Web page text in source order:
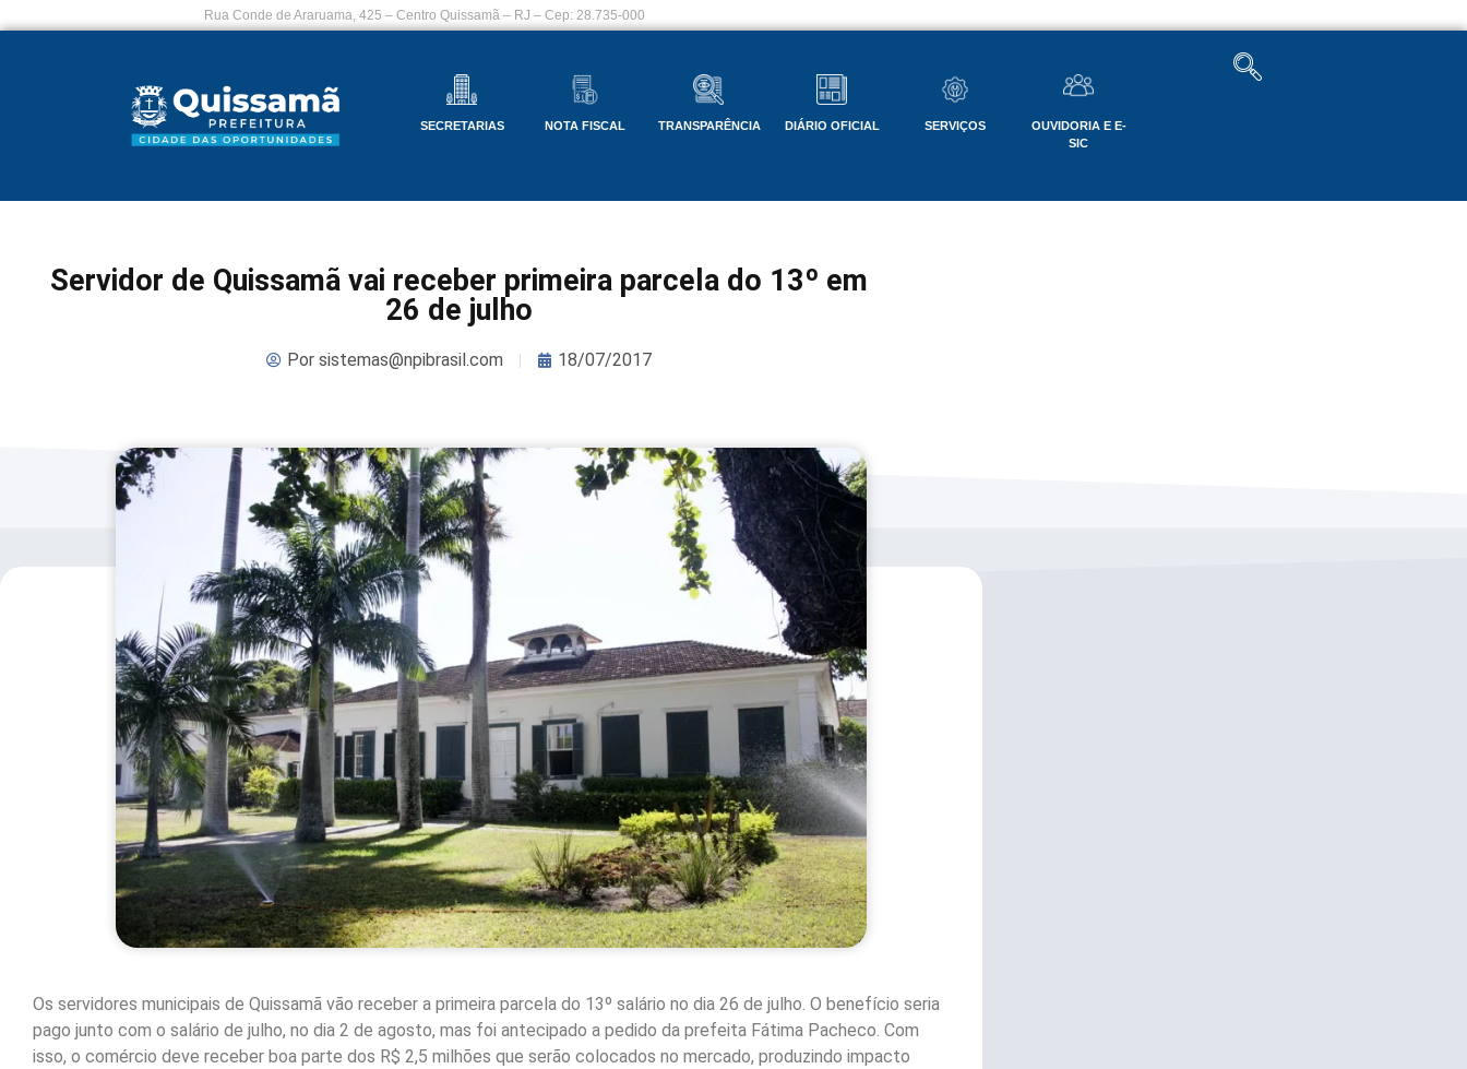
Rua Conde de Araruama, 425 – Centro Quissamã – RJ – Cep: 28.735-000
SECRETARIAS NOTA FISCAL TRANSPARÊNCIA DIÁRIO OFICIAL SERVIÇOS
OUVIDORIA E E-
SIC
Servidor de Quissamã vai receber primeira parcela do 13º em
26 de julho
Porsistemas@npibrasil.com 18/07/2017
Os servidores municipais de Quissamã vão receber a primeira parcela do 13º salário no dia 26 de julho. O benefício seria
pago junto com o salário de julho, no dia 2 de agosto, mas foi antecipado a pedido da prefeita Fátima Pacheco. Com
isso, o comércio deve receber boa parte dos R$ 2,5 milhões que serão colocados no mercado, produzindo impacto